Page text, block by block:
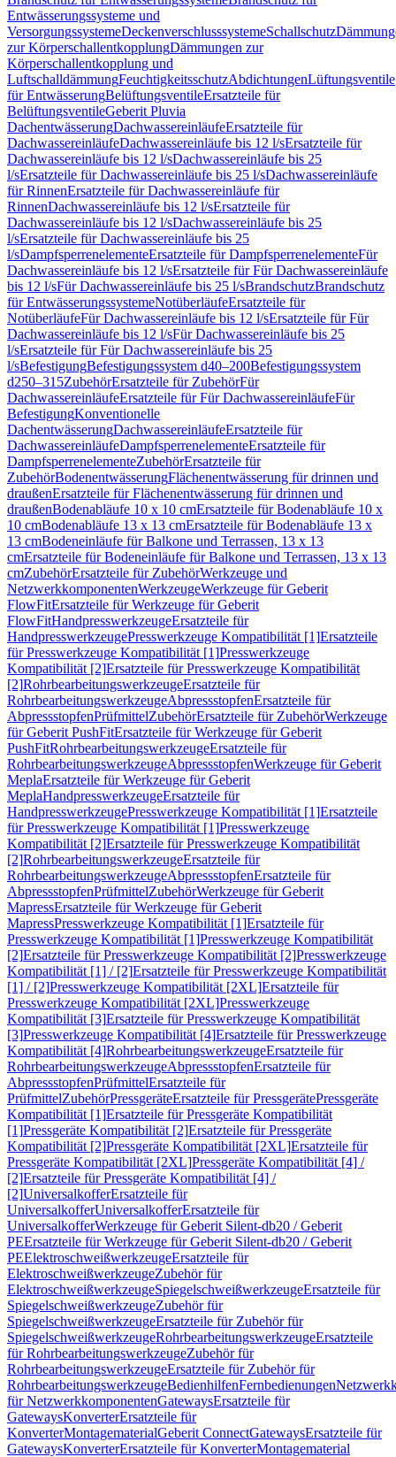
Entwässerungssysteme und
VersorgungssystemeDeckenverschlusssystemeSchallschutz
zur KörperschallentkopplungDämmungen zur
Körperschallentkopplung und
LuftschalldämmungFeuchtigkeitsschutzAbdichtungenLüftungsventile
für EntwässerungBelüftungsventileErsatzteile für
BelüftungsventileGeberit Pluvia
DachentwässerungDachwassereinläufeErsatzteile für
DachwassereinläufeDachwassereinläufe bis 12 l/sErsatzteile für
Dachwassereinläufe bis 12 l/sDachwassereinläufe bis 25
l/sErsatzteile für Dachwassereinläufe bis 25 l/sDachwassereinläufe
für RinnenErsatzteile für Dachwassereinläufe für
RinnenDachwassereinläufe bis 12 l/sErsatzteile für
Dachwassereinläufe bis 12 l/sDachwassereinläufe bis 25
l/sErsatzteile für Dachwassereinläufe bis 25
l/sDampfsperrenelementeErsatzteile für DampfsperrenelementeFür
Dachwassereinläufe bis 12 l/sErsatzteile für Für Dachwassereinläufe
bis 12 l/sFür Dachwassereinläufe bis 25 l/sBrandschutzBrandschutz
für EntwässerungssystemeNotüberläufeErsatzteile für
NotüberläufeFür Dachwassereinläufe bis 12 l/sErsatzteile für Für
Dachwassereinläufe bis 12 l/sFür Dachwassereinläufe bis 25
l/sErsatzteile für Für Dachwassereinläufe bis 25
l/sBefestigungBefestigungssystem d40–200Befestigungssystem
d250–315ZubehörErsatzteile für ZubehörFür
DachwassereinläufeErsatzteile für Für DachwassereinläufeFür
BefestigungKonventionelle
DachentwässerungDachwassereinläufeErsatzteile für
DachwassereinläufeDampfsperrenelementeErsatzteile für
DampfsperrenelementeZubehörErsatzteile für
ZubehörBodenentwässerungFlächenentwässerung für drinnen und
draußenErsatzteile für Flächenentwässerung für drinnen und
draußenBodenabläufe 10 x 10 cmErsatzteile für Bodenabläufe 10 x
10 cmBodenabläufe 13 x 13 cmErsatzteile für Bodenabläufe 13 x
13 cmBodeneinläufe für Balkone und Terrassen, 13 x 13
cmErsatzteile für Bodeneinläufe für Balkone und Terrassen, 13 x 13
cmZubehörErsatzteile für ZubehörWerkzeuge und
NetzwerkkomponentenWerkzeugeWerkzeuge für Geberit
FlowFitErsatzteile für Werkzeuge für Geberit
FlowFitHandpresswerkzeugeErsatzteile für
HandpresswerkzeugePresswerkzeuge Kompatibilität [1]Ersatzteile
für Presswerkzeuge Kompatibilität [1]Presswerkzeuge
Kompatibilität [2]Ersatzteile für Presswerkzeuge Kompatibilität
[2]RohrbearbeitungswerkzeugeErsatzteile für
RohrbearbeitungswerkzeugeAbpressstopfenErsatzteile für
AbpressstopfenPrüfmittelZubehörErsatzteile für ZubehörWerkzeuge
für Geberit PushFitErsatzteile für Werkzeuge für Geberit
PushFitRohrbearbeitungswerkzeugeErsatzteile für
RohrbearbeitungswerkzeugeAbpressstopfenWerkzeuge für Geberit
MeplaErsatzteile für Werkzeuge für Geberit
MeplaHandpresswerkzeugeErsatzteile für
HandpresswerkzeugePresswerkzeuge Kompatibilität [1]Ersatzteile
für Presswerkzeuge Kompatibilität [1]Presswerkzeuge
Kompatibilität [2]Ersatzteile für Presswerkzeuge Kompatibilität
[2]RohrbearbeitungswerkzeugeErsatzteile für
RohrbearbeitungswerkzeugeAbpressstopfenErsatzteile für
AbpressstopfenPrüfmittelZubehörWerkzeuge für Geberit
MapressErsatzteile für Werkzeuge für Geberit
MapressPresswerkzeuge Kompatibilität [1]Ersatzteile für
Presswerkzeuge Kompatibilität [1]Presswerkzeuge Kompatibilität
[2]Ersatzteile für Presswerkzeuge Kompatibilität [2]Presswerkzeuge
Kompatibilität [1] / [2]Ersatzteile für Presswerkzeuge Kompatibilität
[1] / [2]Presswerkzeuge Kompatibilität [2XL]Ersatzteile für
Presswerkzeuge Kompatibilität [2XL]Presswerkzeuge
Kompatibilität [3]Ersatzteile für Presswerkzeuge Kompatibilität
[3]Presswerkzeuge Kompatibilität [4]Ersatzteile für Presswerkzeuge
Kompatibilität [4]RohrbearbeitungswerkzeugeErsatzteile für
RohrbearbeitungswerkzeugeAbpressstopfenErsatzteile für
AbpressstopfenPrüfmittelErsatzteile für
PrüfmittelZubehörPressgeräteErsatzteile für PressgerätePressgeräte
Kompatibilität [1]Ersatzteile für Pressgeräte Kompatibilität
[1]Pressgeräte Kompatibilität [2]Ersatzteile für Pressgeräte
Kompatibilität [2]Pressgeräte Kompatibilität [2XL]Ersatzteile für
Pressgeräte Kompatibilität [2XL]Pressgeräte Kompatibilität [4] /
[2]Ersatzteile für Pressgeräte Kompatibilität [4] /
[2]UniversalkofferErsatzteile für
UniversalkofferUniversalkofferErsatzteile für
UniversalkofferWerkzeuge für Geberit Silent-db20 / Geberit
PEErsatzteile für Werkzeuge für Geberit Silent-db20 / Geberit
PEElektroschweißwerkzeugeErsatzteile für
ElektroschweißwerkzeugeZubehör für
ElektroschweißwerkzeugeSpiegelschweißwerkzeugeErsatzteile für
SpiegelschweißwerkzeugeZubehör für
SpiegelschweißwerkzeugeErsatzteile für Zubehör für
SpiegelschweißwerkzeugeRohrbearbeitungswerkzeugeErsatzteile
für RohrbearbeitungswerkzeugeZubehör für
RohrbearbeitungswerkzeugeErsatzteile für Zubehör für
RohrbearbeitungswerkzeugeBedienhilfenFernbedienungen
für NetzwerkkomponentenGatewaysErsatzteile für
GatewaysKonverterErsatzteile für
KonverterMontagematerialGeberit ConnectGatewaysErsatzteile für
GatewaysKonverterErsatzteile für KonverterMontagematerial